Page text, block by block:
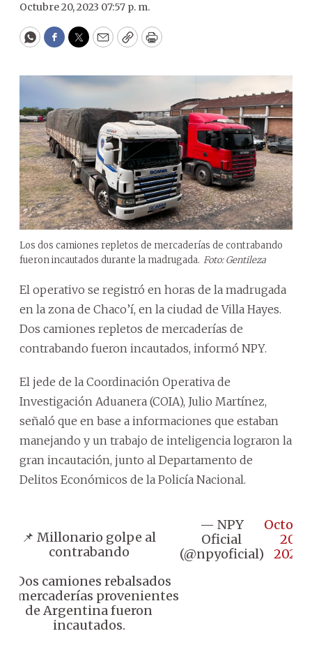
Octubre 20, 2023 07:57 p. m.
WhatsApp
Facebook
Twitter
EmailCopyPrint
Los dos camiones repletos de mercaderías de contrabando
fueron incautados durante la madrugada. Foto: Gentileza
El operativo se registró en horas de la madrugada
en la zona de Chaco’í, en la ciudad de Villa Hayes.
Dos camiones repletos de mercaderías de
contrabando fueron incautados, informó NPY.
El jede de la Coordinación Operativa de
Investigación Aduanera (COIA), Julio Martínez,
señaló que en base a informaciones que estaban
manejando y un trabajo de inteligencia lograron la
gran incautación, junto al Departamento de
Delitos Económicos de la Policía Nacional.
📌 Millonario golpe al
contrabando
♦️ Dos camiones rebalsados
mercaderías provenientes
de Argentina fueron
incautados.
— NPY
Oficial
(@npyoficial)
20,
2023